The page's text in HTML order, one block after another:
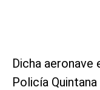
Dicha
Policía